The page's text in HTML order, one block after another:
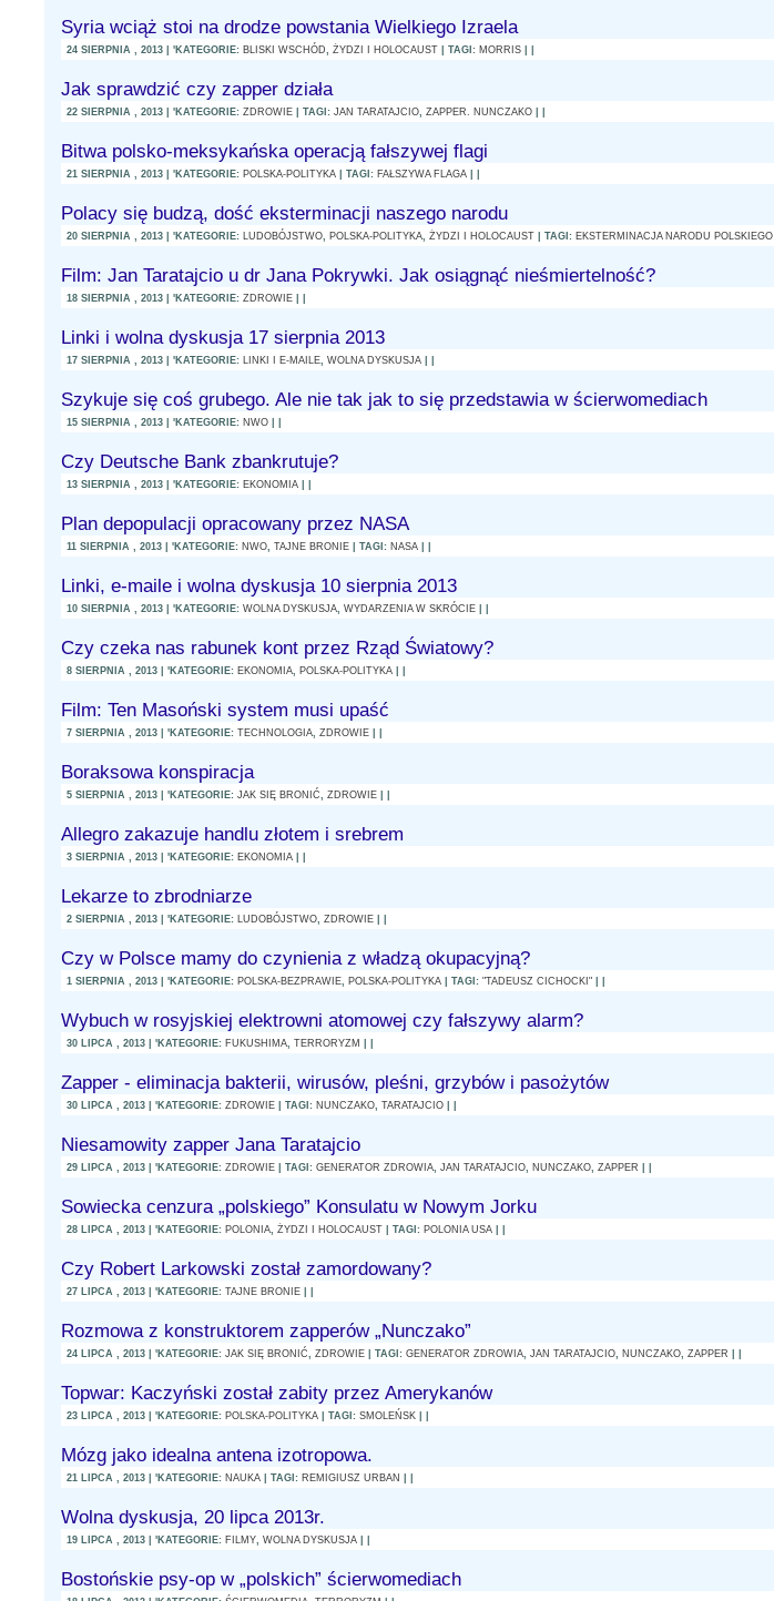
Syria wciąż stoi na drodze powstania Wielkiego Izraela
24 SIERPNIA , 2013 | 'KATEGORIE:BLISKI WSCHÓD ,ŻYDZI I HOLOCAUST | TAGI:MORRIS | |
Jak sprawdzić czy zapper działa
22 SIERPNIA , 2013 | 'KATEGORIE:ZDROWIE | TAGI:JAN TARATAJCIO ,ZAPPER. NUNCZAKO | |
Bitwa polsko-meksykańska operacją fałszywej flagi
21 SIERPNIA , 2013 | 'KATEGORIE:POLSKA-POLITYKA | TAGI:FAŁSZYWA FLAGA | |
Polacy się budzą, dość eksterminacji naszego narodu
20 SIERPNIA , 2013 | 'KATEGORIE:LUDOBÓJSTWO ,POLSKA-POLITYKA ,ŻYDZI I HOLOCAUST | TAGI:EKSTERMINACJA NARODU POLSKIEGO
Film: Jan Taratajcio u dr Jana Pokrywki. Jak osiągnąć nieśmiertelność?
18 SIERPNIA , 2013 | 'KATEGORIE:ZDROWIE | |
Linki i wolna dyskusja 17 sierpnia 2013
17 SIERPNIA , 2013 | 'KATEGORIE:LINKI I E-MAILE ,WOLNA DYSKUSJA | |
Szykuje się coś grubego. Ale nie tak jak to się przedstawia w ścierwomediach
15 SIERPNIA , 2013 | 'KATEGORIE:NWO | |
Czy Deutsche Bank zbankrutuje?
13 SIERPNIA , 2013 | 'KATEGORIE:EKONOMIA | |
Plan depopulacji opracowany przez NASA
11 SIERPNIA , 2013 | 'KATEGORIE:NWO ,TAJNE BRONIE | TAGI:NASA | |
Linki, e-maile i wolna dyskusja 10 sierpnia 2013
10 SIERPNIA , 2013 | 'KATEGORIE:WOLNA DYSKUSJA ,WYDARZENIA W SKRÓCIE | |
Czy czeka nas rabunek kont przez Rząd Światowy?
8 SIERPNIA , 2013 | 'KATEGORIE:EKONOMIA ,POLSKA-POLITYKA | |
Film: Ten Masoński system musi upaść
7 SIERPNIA , 2013 | 'KATEGORIE:TECHNOLOGIA ,ZDROWIE | |
Boraksowa konspiracja
5 SIERPNIA , 2013 | 'KATEGORIE:JAK SIĘ BRONIĆ ,ZDROWIE | |
Allegro zakazuje handlu złotem i srebrem
3 SIERPNIA , 2013 | 'KATEGORIE:EKONOMIA | |
Lekarze to zbrodniarze
2 SIERPNIA , 2013 | 'KATEGORIE:LUDOBÓJSTWO ,ZDROWIE | |
Czy w Polsce mamy do czynienia z władzą okupacyjną?
1 SIERPNIA , 2013 | 'KATEGORIE:POLSKA-BEZPRAWIE ,POLSKA-POLITYKA | TAGI:"TADEUSZ CICHOCKI" | |
Wybuch w rosyjskiej elektrowni atomowej czy fałszywy alarm?
30 LIPCA , 2013 | 'KATEGORIE:FUKUSHIMA ,TERRORYZM | |
Zapper - eliminacja bakterii, wirusów, pleśni, grzybów i pasożytów
30 LIPCA , 2013 | 'KATEGORIE:ZDROWIE | TAGI:NUNCZAKO ,TARATAJCIO | |
Niesamowity zapper Jana Taratajcio
29 LIPCA , 2013 | 'KATEGORIE:ZDROWIE | TAGI:GENERATOR ZDROWIA ,JAN TARATAJCIO ,NUNCZAKO ,ZAPPER | |
Sowiecka cenzura „polskiego” Konsulatu w Nowym Jorku
28 LIPCA , 2013 | 'KATEGORIE:POLONIA ,ŻYDZI I HOLOCAUST | TAGI:POLONIA USA | |
Czy Robert Larkowski został zamordowany?
27 LIPCA , 2013 | 'KATEGORIE:TAJNE BRONIE | |
Rozmowa z konstruktorem zapperów „Nunczako”
24 LIPCA , 2013 | 'KATEGORIE:JAK SIĘ BRONIĆ ,ZDROWIE | TAGI:GENERATOR ZDROWIA ,JAN TARATAJCIO ,NUNCZAKO ,ZAPPER | |
Topwar: Kaczyński został zabity przez Amerykanów
23 LIPCA , 2013 | 'KATEGORIE:POLSKA-POLITYKA | TAGI:SMOLEŃSK | |
Mózg jako idealna antena izotropowa.
21 LIPCA , 2013 | 'KATEGORIE:NAUKA | TAGI:REMIGIUSZ URBAN | |
Wolna dyskusja, 20 lipca 2013r.
19 LIPCA , 2013 | 'KATEGORIE:FILMY ,WOLNA DYSKUSJA | |
Bostońskie psy-op w „polskich” ścierwomediach